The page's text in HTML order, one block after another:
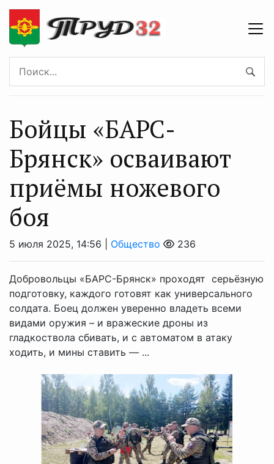
Бойцы «БАРС-
Брянск» осваивают
приёмы ножевого
боя
5 июля 2025, 14:56 | Общество 236
Добровольцы «БАРС-Брянск» проходят серьёзную
подготовку, каждого готовят как универсального
солдата. Боец должен уверенно владеть всеми
видами оружия – и вражеские дроны из
гладкоствола сбивать, и с автоматом в атаку
ходить, и мины ставить — ...